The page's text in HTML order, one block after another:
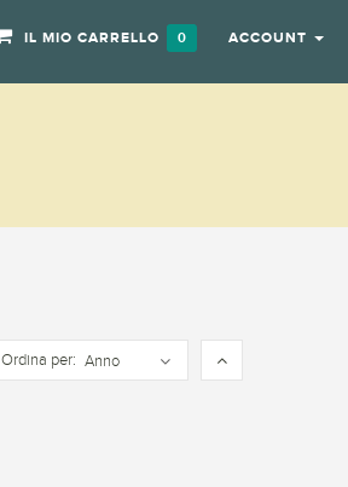
IL MIO CARRELLO 0 ACCOUNT
Ordina per: Anno